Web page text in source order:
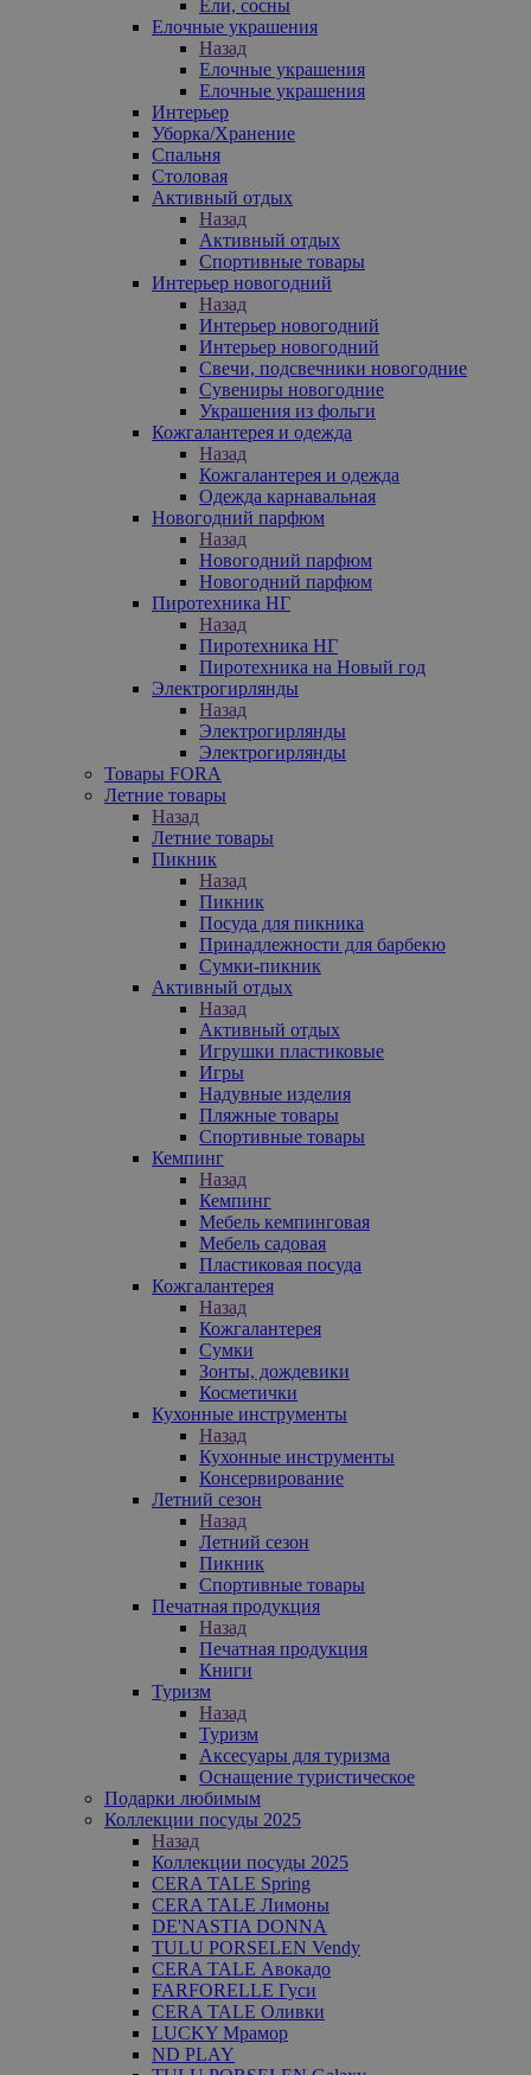
Ели, сосны
Елочные украшения
Назад
Елочные украшения
Елочные украшения
Интерьер
Уборка/Хранение
Спальня
Столовая
Активный отдых
Назад
Активный отдых
Спортивные товары
Интерьер новогодний
Назад
Интерьер новогодний
Интерьер новогодний
Свечи, подсвечники новогодние
Сувениры новогодние
Украшения из фольги
Кожгалантерея и одежда
Назад
Кожгалантерея и одежда
Одежда карнавальная
Новогодний парфюм
Назад
Новогодний парфюм
Новогодний парфюм
Пиротехника НГ
Назад
Пиротехника НГ
Пиротехника на Новый год
Электрогирлянды
Назад
Электрогирлянды
Электрогирлянды
Товары FORA
Летние товары
Назад
Летние товары
Пикник
Назад
Пикник
Посуда для пикника
Принадлежности для барбекю
Сумки-пикник
Активный отдых
Назад
Активный отдых
Игрушки пластиковые
Игры
Надувные изделия
Пляжные товары
Спортивные товары
Кемпинг
Назад
Кемпинг
Мебель кемпинговая
Мебель садовая
Пластиковая посуда
Кожгалантерея
Назад
Кожгалантерея
Сумки
Зонты, дождевики
Косметички
Кухонные инструменты
Назад
Кухонные инструменты
Консервирование
Летний сезон
Назад
Летний сезон
Пикник
Спортивные товары
Печатная продукция
Назад
Печатная продукция
Книги
Туризм
Назад
Туризм
Аксесуары для туризма
Оснащение туристическое
Подарки любимым
Коллекции посуды 2025
Назад
Коллекции посуды 2025
CERA TALE Spring
CERA TALE Лимоны
DE'NASTIA DONNA
TULU PORSELEN Vendy
CERA TALE Авокадо
FARFORELLE Гуси
CERA TALE Оливки
LUCKY Мрамор
ND PLAY